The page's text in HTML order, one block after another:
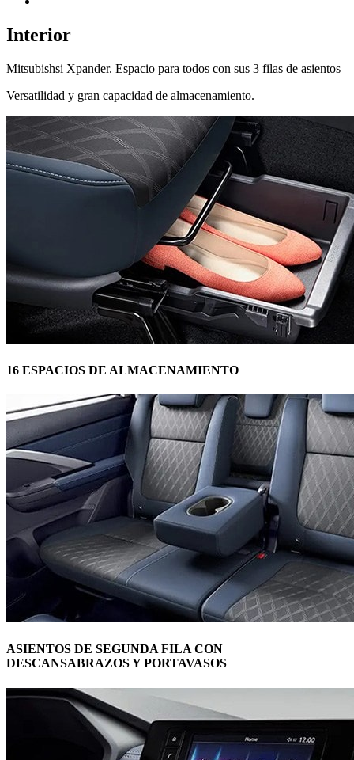
Interior
Mitsubishsi Xpander. Espacio para todos con sus 3 filas de asientos
Versatilidad y gran capacidad de almacenamiento.
16 ESPACIOS DE ALMACENAMIENTO
ASIENTOS DE SEGUNDA FILA CON
DESCANSABRAZOS Y PORTAVASOS